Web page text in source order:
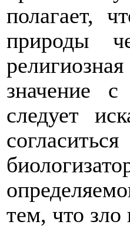
полагает,
природы
значение
следует
тем, что зло